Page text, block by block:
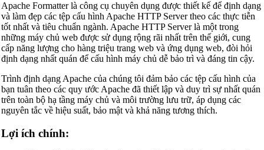
Apache Formatter là công cụ chuyên dụng được thiết kế để định dạng
và làm đẹp các tệp cấu hình Apache HTTP Server theo các thực tiễn
tốt nhất và tiêu chuẩn ngành. Apache HTTP Server là một trong
những máy chủ web được sử dụng rộng rãi nhất trên thế giới, cung
cấp năng lượng cho hàng triệu trang web và ứng dụng web, đòi hỏi
định dạng nhất quán để cấu hình máy chủ dễ bảo trì và đáng tin cậy.
Trình định dạng Apache của chúng tôi đảm bảo các tệp cấu hình của
bạn tuân theo các quy ước Apache đã thiết lập và duy trì sự nhất quán
trên toàn bộ hạ tầng máy chủ và môi trường lưu trữ, áp dụng các
nguyên tắc về hiệu suất, bảo mật và khả năng tương thích.
Lợi ích chính: